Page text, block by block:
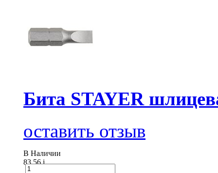
Бита STAYER
оставить отзыв
В Наличии
83.56i